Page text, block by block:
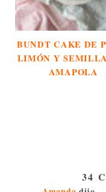
BUNDT CAKE DE
LIMÓN Y
AMAPOLA
34